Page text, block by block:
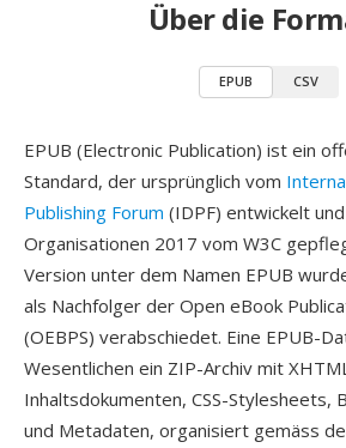
Über die
EPUB CSV
EPUB (Electronic Publication) ist ein
Standard, der ursprünglich vom
Publishing Forum (IDPF) entwickelt
Organisationen 2017 vom W3C
Version unter dem Namen EPUB
als Nachfolger der Open eBook
(OEBPS) verabschiedet. Eine EPUB-
Wesentlichen ein ZIP-Archiv mit
Inhaltsdokumenten, CSS-Stylesheets,
und Metadaten, organisiert gemäss